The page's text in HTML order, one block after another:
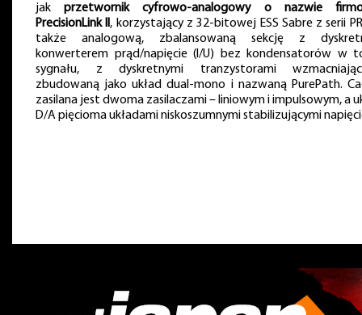
jakprzetwornik cyfrowo-analogowy o nazwie
PrecisionLink II , korzystający z 32-bitowej ESS Sabre z serii
także analogową, zbalansowaną sekcję z
konwerterem prąd/napięcie (I/U) bez kondensatorów w
sygnału, z dyskretnymi tranzystorami
zbudowaną jako układ dual-mono i nazwaną PurePath.
zasilana jest dwoma zasilaczami – liniowym i impulsowym, a
D/A pięcioma układami niskoszumnymi stabilizującymi